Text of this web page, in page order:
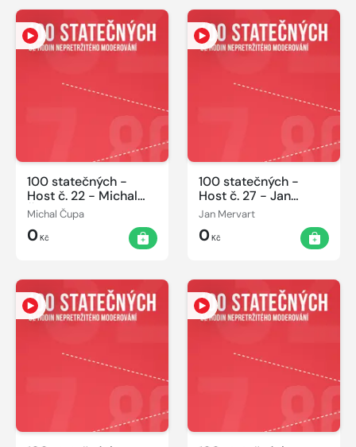
100 statečných -
Host č. 22 - Michal
Čupa 07.06.2014
Michal Čupa
0Kč
100 statečných -
Host č. 27 - Jan
Mervart 07.06.2014
Jan Mervart
0Kč